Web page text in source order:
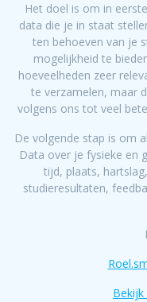
Het doel is om in
data die je in staat
ten behoeven van je
mogelijkheid te
hoeveelheden zeer
te verzamelen, maar
volgens ons tot veel
De volgende stap is om
Data over je fysieke en
tijd, plaats,
studieresultaten,